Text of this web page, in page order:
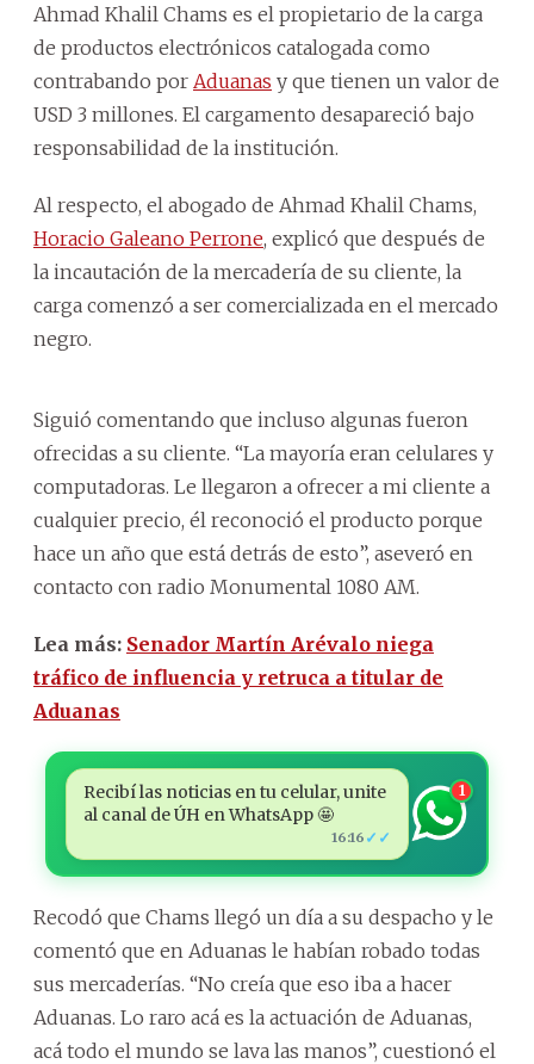
Ahmad Khalil Chams es el propietario de la carga
de productos electrónicos catalogada como
contrabando por Aduanas y que tienen un valor de
USD 3 millones. El cargamento desapareció bajo
responsabilidad de la institución.
Al respecto, el abogado de Ahmad Khalil Chams,
Horacio Galeano Perrone, explicó que después de
la incautación de la mercadería de su cliente, la
carga comenzó a ser comercializada en el mercado
negro.
Siguió comentando que incluso algunas fueron
ofrecidas a su cliente. “La mayoría eran celulares y
computadoras. Le llegaron a ofrecer a mi cliente a
cualquier precio, él reconoció el producto porque
hace un año que está detrás de esto”, aseveró en
contacto con radio Monumental 1080 AM.
Lea más: Senador Martín Arévalo niega
tráfico de influencia y retruca a titular de
Aduanas
Recibí las noticias en tu celular, unite
al canal de ÚH en WhatsApp 🤩
16:16 ✓✓
1
Recodó que Chams llegó un día a su despacho y le
comentó que en Aduanas le habían robado todas
sus mercaderías. “No creía que eso iba a hacer
Aduanas. Lo raro acá es la actuación de Aduanas,
acá todo el mundo se lava las manos”, cuestionó el